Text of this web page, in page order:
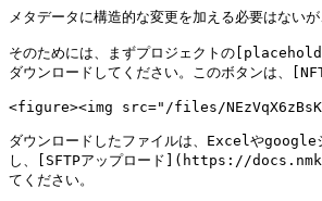
メタデータに構造的な変更を加える必要はな
そのためには、まずプロジェクトの
ダウンロードしてください。このボタン
<figure><img src="/files/
ダウンロードしたファイルは、Excelやgoogle
し、[SFTPアップロード](https://
てください。